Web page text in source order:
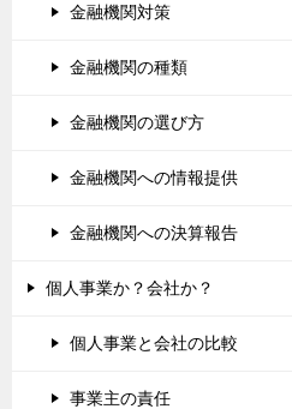
金融機関対策
金融機関の種類
金融機関の選び方
金融機関への情報提供
金融機関への決算報告
個人事業か？会社か？
個人事業と会社の比較
事業主の責任